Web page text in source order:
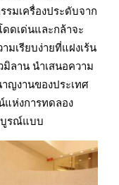
มเครื่องประดับจาก
ดเด่นและกล้าจะ
มเรียบง่ายที่แฝงเร้น
ลาน นำเสนอความ
ญงานของประเทศ
แห่งการทดลอง
บูรณ์แบบ